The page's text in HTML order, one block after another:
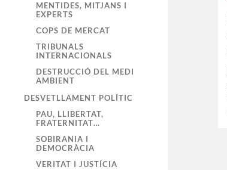
MENTIDES, MITJANS I
EXPERTS
COPS DE MERCAT
TRIBUNALS
INTERNACIONALS
DESTRUCCIÓ DEL MEDI
AMBIENT
DESVETLLAMENT POLÍTIC
PAU, LLIBERTAT,
FRATERNITAT…
SOBIRANIA I
DEMOCRÀCIA
VERITAT I JUSTÍCIA